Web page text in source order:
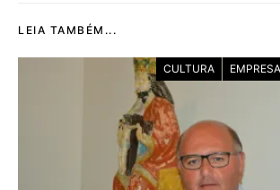
LEIA TAMBÉM...
CULTURA